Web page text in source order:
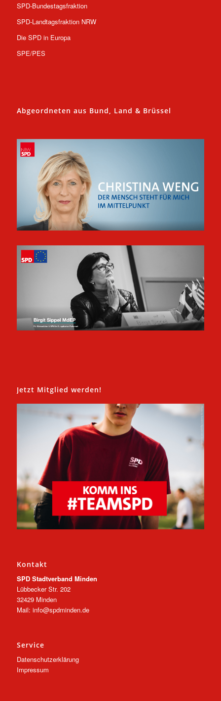
SPD-Bundestagsfraktion
SPD-Landtagsfraktion NRW
Die SPD in Europa
SPE/PES
Abgeordneten aus Bund, Land & Brüssel
Jetzt Mitglied werden!
Kontakt
SPD Stadtverband Minden
Lübbecker Str. 202
32429 Minden
Mail: info@spdminden.de
Service
Datenschutzerklärung
Impressum